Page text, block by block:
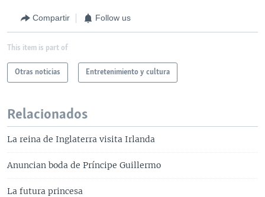
Compartir Follow us
This item is part of
Otras noticias Entretenimiento y cultura
Relacionados
La reina de Inglaterra visita Irlanda
Anuncian boda de Príncipe Guillermo
La futura princesa